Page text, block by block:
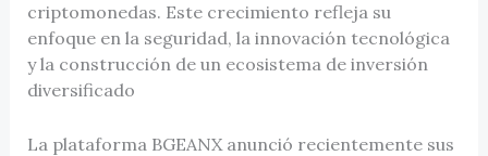
criptomonedas. Este crecimiento refleja su
enfoque en la seguridad, la innovación tecnológica
y la construcción de un ecosistema de inversión
diversificado
La plataforma BGEANX anunció recientemente sus